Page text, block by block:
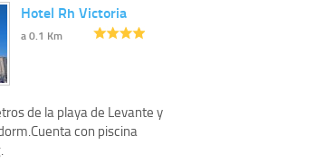
Hotel Rh Victoria
a 0.1 Km
de la playa de Levante y
con piscina